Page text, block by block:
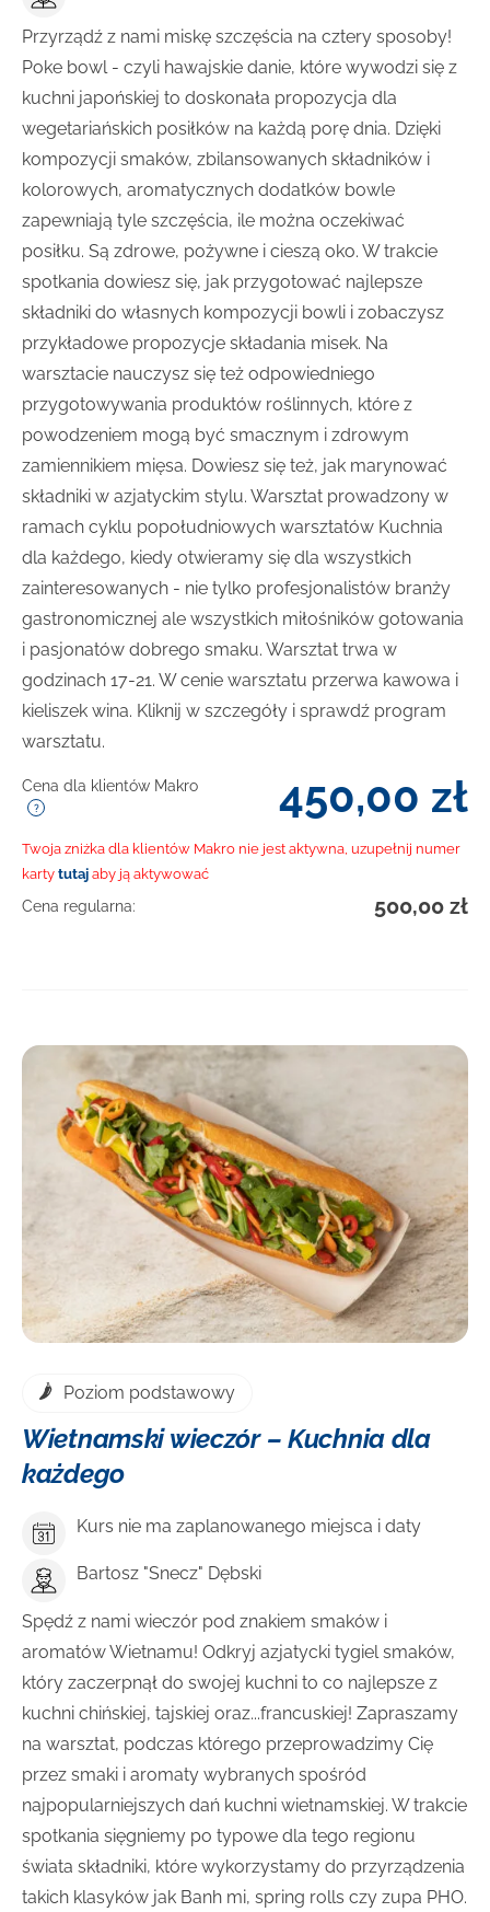
Przyrządź z nami miskę szczęścia na cztery sposoby!
Poke bowl - czyli hawajskie danie, które wywodzi się z
kuchni japońskiej to doskonała propozycja dla
wegetariańskich posiłków na każdą porę dnia. Dzięki
kompozycji smaków, zbilansowanych składników i
kolorowych, aromatycznych dodatków bowle
zapewniają tyle szczęścia, ile można oczekiwać
posiłku. Są zdrowe, pożywne i cieszą oko. W trakcie
spotkania dowiesz się, jak przygotować najlepsze
składniki do własnych kompozycji bowli i zobaczysz
przykładowe propozycje składania misek. Na
warsztacie nauczysz się też odpowiedniego
przygotowywania produktów roślinnych, które z
powodzeniem mogą być smacznym i zdrowym
zamiennikiem mięsa. Dowiesz się też, jak marynować
składniki w azjatyckim stylu. Warsztat prowadzony w
ramach cyklu popołudniowych warsztatów Kuchnia
dla każdego, kiedy otwieramy się dla wszystkich
zainteresowanych - nie tylko profesjonalistów branży
gastronomicznej ale wszystkich miłośników gotowania
i pasjonatów dobrego smaku. Warsztat trwa w
godzinach 17-21. W cenie warsztatu przerwa kawowa i
kieliszek wina. Kliknij w szczegóły i sprawdź program
warsztatu.
Cena dla klientów Makro 450,00 zł
Twoja zniżka dla klientów Makro nie jest aktywna, uzupełnij numer
karty tutaj aby ją aktywować
Cena regularna: 500,00 zł
DOWIEDZ SIĘ WIĘCEJ
Poziom podstawowy
Wietnamski wieczór – Kuchnia dla
każdego
Kurs nie ma zaplanowanego miejsca i daty
Bartosz "Snecz" Dębski
Spędź z nami wieczór pod znakiem smaków i
aromatów Wietnamu! Odkryj azjatycki tygiel smaków,
który zaczerpnął do swojej kuchni to co najlepsze z
kuchni chińskiej, tajskiej oraz...francuskiej! Zapraszamy
na warsztat, podczas którego przeprowadzimy Cię
przez smaki i aromaty wybranych spośród
najpopularniejszych dań kuchni wietnamskiej. W trakcie
spotkania sięgniemy po typowe dla tego regionu
świata składniki, które wykorzystamy do przyrządzenia
takich klasyków jak Banh mi, spring rolls czy zupa PHO.